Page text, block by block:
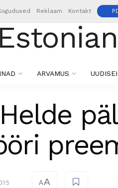
Reklaam Kontakt
ARVAMUS
AA